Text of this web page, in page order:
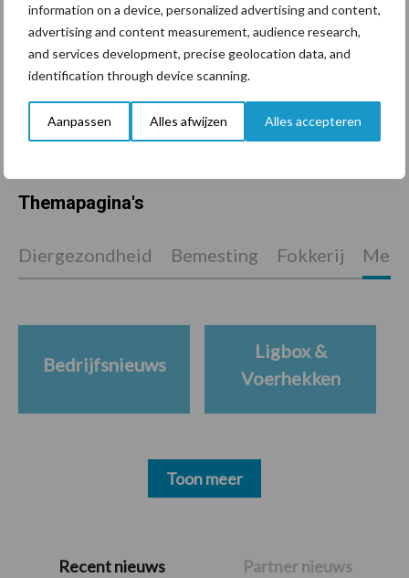
information on a device, personalized advertising and content,
advertising and content measurement, audience research,
and services development, precise geolocation data, and
identification through device scanning.
Aanpassen Alles afwijzen Alles accepteren
PrimaireRecent nieuws Partner nieuws
Machines en werktuigen
gewild doelwit criminelen
Themapagina's
Diergezondheid Bemesting Fokkerij
Bedrijfsnieuws
Ligbox &
Voerhekken
Toon meer